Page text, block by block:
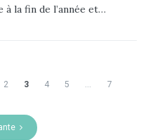
la fin de l’année et…
2 3 4 5 7